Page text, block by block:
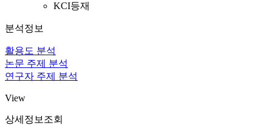
KCI등재
분석정보
활용도 분석
논문 주제 분석
연구자 주제 분석
View
상세정보조회